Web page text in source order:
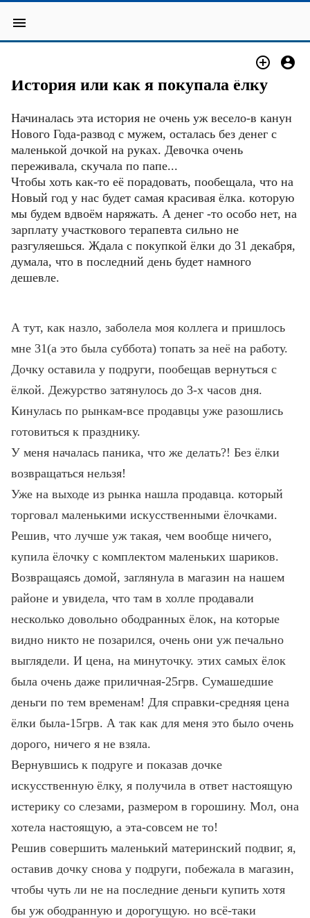
menu
 
История или как я покупала ёлку
Начиналась эта история не очень уж весело-в канун
Нового Года-развод с мужем, осталась без денег с
маленькой дочкой на руках. Девочка очень
переживала, скучала по папе...
Чтобы хоть как-то её порадовать, пообещала, что на
Новый год у нас будет самая красивая ёлка. которую
мы будем вдвоём наряжать. А денег -то особо нет, на
зарплату участкового терапевта сильно не
разгуляешься. Ждала с покупкой ёлки до 31 декабря,
думала, что в последний день будет намного
дешевле.
А тут, как назло, заболела моя коллега и пришлось
мне 31(а это была суббота) топать за неё на работу.
Дочку оставила у подруги, пообещав вернуться с
ёлкой. Дежурство затянулось до 3-х часов дня.
Кинулась по рынкам-все продавцы уже разошлись
готовиться к празднику.
У меня началась паника, что же делать?! Без ёлки
возвращаться нельзя!
Уже на выходе из рынка нашла продавца. который
торговал маленькими искусственными ёлочками.
Решив, что лучше уж такая, чем вообще ничего,
купила ёлочку с комплектом маленьких шариков.
Возвращаясь домой, заглянула в магазин на нашем
районе и увидела, что там в холле продавали
несколько довольно ободранных ёлок, на которые
видно никто не позарился, очень они уж печально
выглядели. И цена, на минуточку. этих самых ёлок
была очень даже приличная-25грв. Сумашедшие
деньги по тем временам! Для справки-средняя цена
ёлки была-15грв. А так как для меня это было очень
дорого, ничего я не взяла.
Вернувшись к подруге и показав дочке
искусственную ёлку, я получила в ответ настоящую
истерику со слезами, размером в горошину. Мол, она
хотела настоящую, а эта-совсем не то!
Решив совершить маленький материнский подвиг, я,
оставив дочку снова у подруги, побежала в магазин,
чтобы чуть ли не на последние деньги купить хотя
бы уж ободранную и дорогущую. но всё-таки